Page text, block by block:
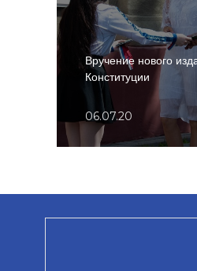
Вручение нового
Конституции
06.07.20